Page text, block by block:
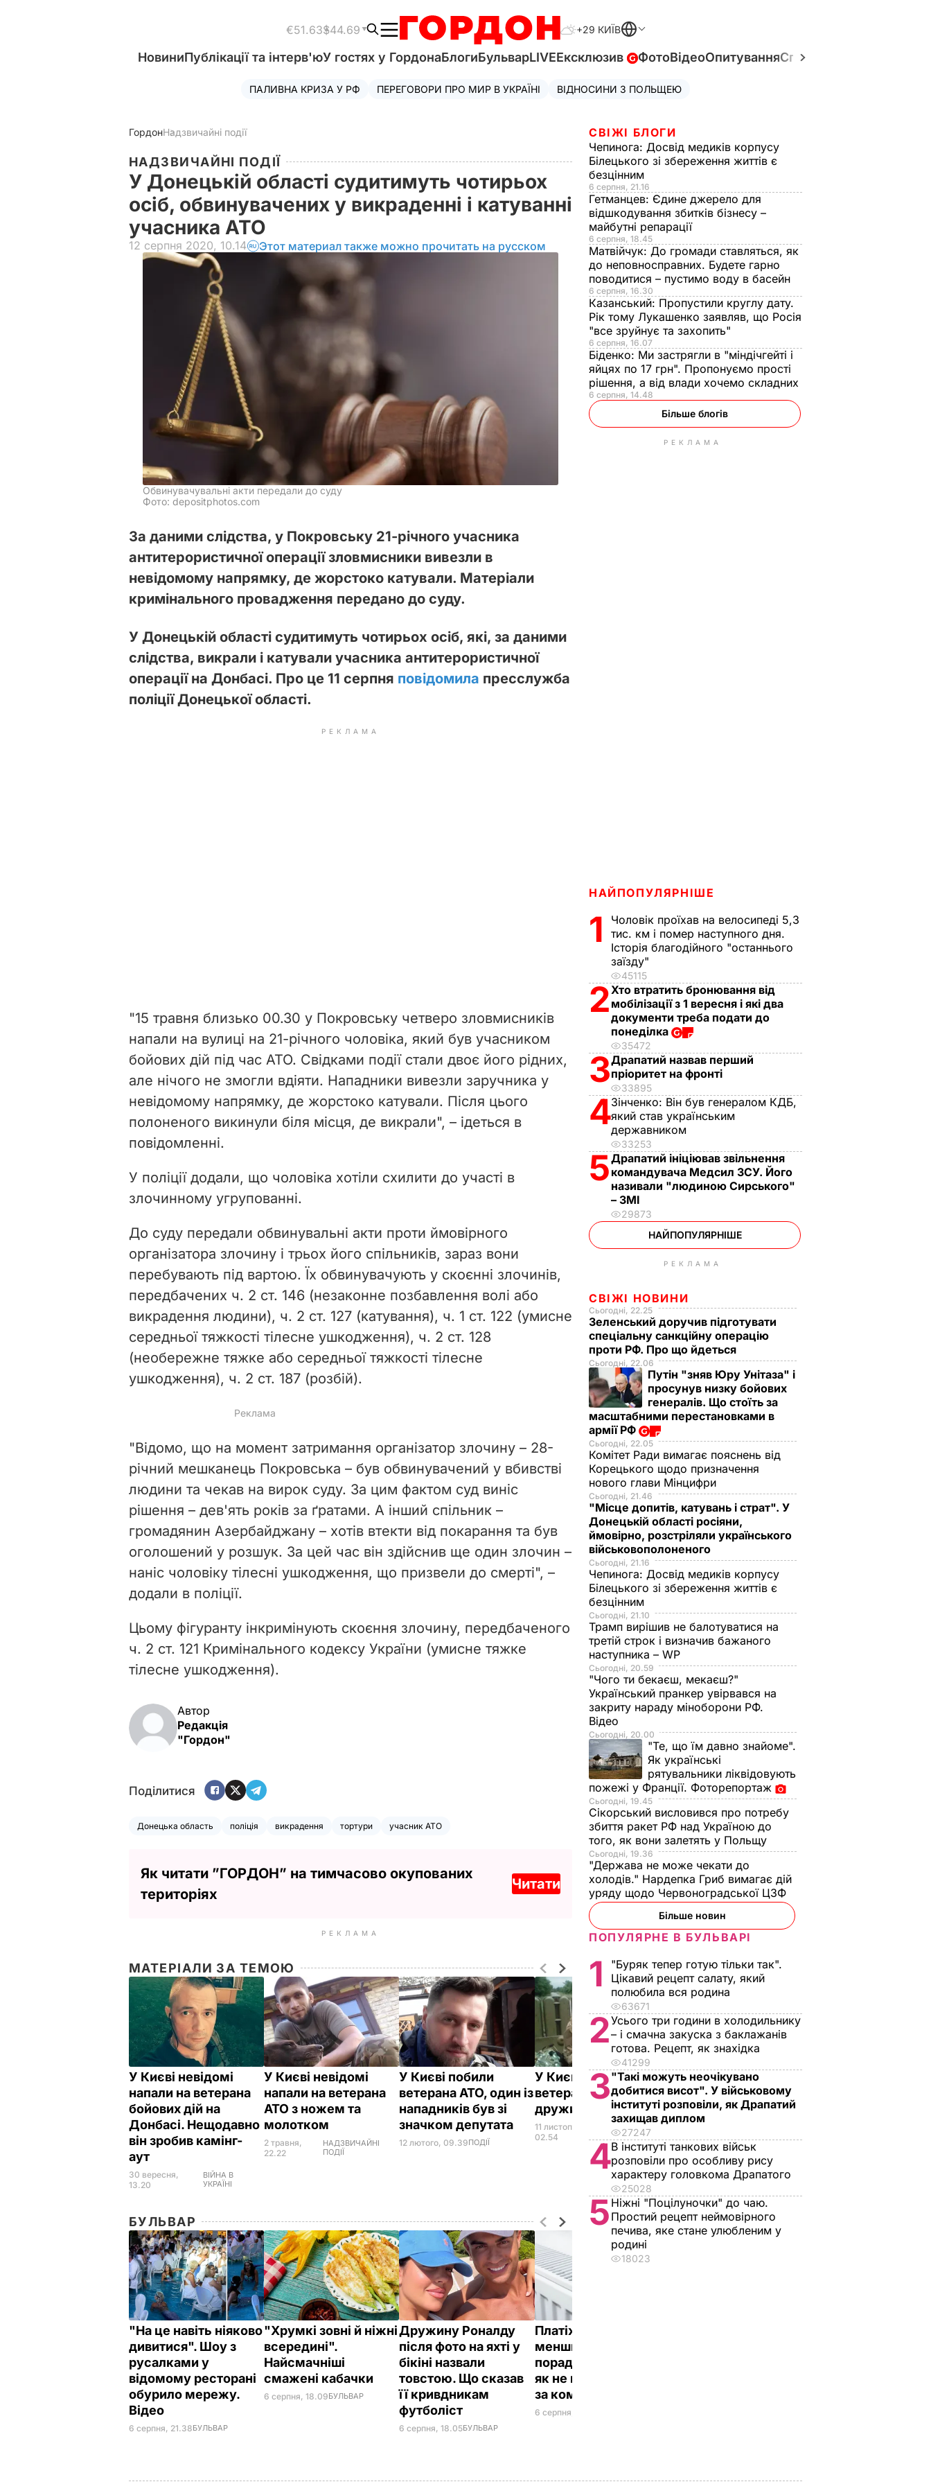
€51.63$44.69 +29 КИЇВ
НовиниПублікації та інтерв'юУ гостях у ГордонаБлогиБульварLIVEЕксклюзив ФотоВідеоОпитуванняСпецпроєкти
ПАЛИВНА КРИЗА У РФ ПЕРЕГОВОРИ ПРО МИР В УКРАЇНІ ВІДНОСИНИ З ПОЛЬЩЕЮ
ГордонНадзвичайні події
НАДЗВИЧАЙНІ ПОДІЇ
У Донецькій області судитимуть чотирьох
осіб, обвинувачених у викраденні і катуванні
учасника АТО
12 серпня 2020, 10.14 Этот материал также можно прочитать на русском
Обвинувачувальні акти передали до суду
Фото: depositphotos.com
За даними слідства, у Покровську 21-річного учасника
антитерористичної операції зловмисники вивезли в
невідомому напрямку, де жорстоко катували. Матеріали
кримінального провадження передано до суду.
У Донецькій області судитимуть чотирьох осіб, які, за даними
слідства, викрали і катували учасника антитерористичної
операції на Донбасі. Про це 11 серпня повідомила пресслужба
поліції Донецької області.
РЕКЛАМА
"15 травня близько 00.30 у Покровську четверо зловмисників
напали на вулиці на 21-річного чоловіка, який був учасником
бойових дій під час АТО. Свідками події стали двоє його рідних,
але нічого не змогли вдіяти. Нападники вивезли заручника у
невідомому напрямку, де жорстоко катували. Після цього
полоненого викинули біля місця, де викрали", – ідеться в
повідомленні.
У поліції додали, що чоловіка хотіли схилити до участі в
злочинному угрупованні.
До суду передали обвинувальні акти проти ймовірного
організатора злочину і трьох його спільників, зараз вони
перебувають під вартою. Їх обвинувачують у скоєнні злочинів,
передбачених ч. 2 ст. 146 (незаконне позбавлення волі або
викрадення людини), ч. 2 ст. 127 (катування), ч. 1 ст. 122 (умисне
середньої тяжкості тілесне ушкодження), ч. 2 ст. 128
(необережне тяжке або середньої тяжкості тілесне
ушкодження), ч. 2 ст. 187 (розбій).
"Відомо, що на момент затримання організатор злочину – 28-
річний мешканець Покровська – був обвинувачений у вбивстві
людини та чекав на вирок суду. За цим фактом суд виніс
рішення – дев'ять років за ґратами. А інший спільник –
громадянин Азербайджану – хотів втекти від покарання та був
оголошений у розшук. За цей час він здійснив ще один злочин –
наніс чоловіку тілесні ушкодження, що призвели до смерті", –
додали в поліції.
Цьому фігуранту інкримінують скоєння злочину, передбаченого
ч. 2 ст. 121 Кримінального кодексу України (умисне тяжке
тілесне ушкодження).
Автор
Редакція
"Гордон"
Поділитися
Донецька область поліція викрадення тортури учасник АТО
Як читати ”ГОРДОН” на тимчасово окупованих
територіях
Читати
РЕКЛАМА
МАТЕРІАЛИ ЗА ТЕМОЮ
У Києві невідомі
напали на ветерана
бойових дій на
Донбасі. Нещодавно
він зробив камінг-
аут
30 вересня,
13.20
ВІЙНА В
УКРАЇНІ
У Києві невідомі
напали на ветерана
АТО з ножем та
молотком
2 травня,
22.22
НАДЗВИЧАЙНІ
ПОДІЇ
У Києві побили
ветерана АТО, один із
нападників був зі
значком депутата
12 лютого, 09.39ПОДІЇ
У Києві побили
ветерана АТО і його
дружину
11 листопада,
02.54
НАДЗВИЧАЙНІ
ПОДІЇ
БУЛЬВАР
"На це навіть ніяково
дивитися". Шоу з
русалками у
відомому ресторані
обурило мережу.
Відео
6 серпня, 21.38БУЛЬВАР
"Хрумкі зовні й ніжні
всередині".
Найсмачніші
смажені кабачки
6 серпня, 18.09БУЛЬВАР
Дружину Роналду
після фото на яхті у
бікіні назвали
товстою. Що сказав
її кривдникам
футболіст
6 серпня, 18.05БУЛЬВАР
Платіжки стануть
меншими – дієві
поради "без води",
як не переплачувати
за комуналку
6 серпня, 17.13
СВІЖІ БЛОГИ
Чепинога: Досвід медиків корпусу
Білецького зі збереження життів є
безцінним
6 серпня, 21.16
Гетманцев: Єдине джерело для
відшкодування збитків бізнесу –
майбутні репарації
6 серпня, 18.45
Матвійчук: До громади ставляться, як
до неповносправних. Будете гарно
поводитися – пустимо воду в басейн
6 серпня, 16.30
Казанський: Пропустили круглу дату.
Рік тому Лукашенко заявляв, що Росія
"все зруйнує та захопить"
6 серпня, 16.07
Біденко: Ми застрягли в "міндічгейті і
яйцях по 17 грн". Пропонуємо прості
рішення, а від влади хочемо складних
6 серпня, 14.48
Більше блогів
РЕКЛАМА
НАЙПОПУЛЯРНІШЕ
1
Чоловік проїхав на велосипеді 5,3
тис. км і помер наступного дня.
Історія благодійного "останнього
заїзду"
45115
2Хто втратить бронювання від
мобілізації з 1 вересня і які два
документи треба подати до
понеділка
35472
3Драпатий назвав перший
пріоритет на фронті
33895
4Зінченко: Він був генералом КДБ,
який став українським
державником
33253
5Драпатий ініціював звільнення
командувача Медсил ЗСУ. Його
називали "людиною Сирського"
– ЗМІ
29873
НАЙПОПУЛЯРНІШЕ
РЕКЛАМА
СВІЖІ НОВИНИ
Сьогодні, 22.25
Зеленський доручив підготувати
спеціальну санкційну операцію
проти РФ. Про що йдеться
Сьогодні, 22.06
Путін "зняв Юру Унітаза" і
просунув низку бойових
генералів. Що стоїть за
масштабними перестановками в
армії РФ
Сьогодні, 22.05
Комітет Ради вимагає пояснень від
Корецького щодо призначення
нового глави Мінцифри
Сьогодні, 21.46
"Місце допитів, катувань і страт". У
Донецькій області росіяни,
ймовірно, розстріляли українського
військовополоненого
Сьогодні, 21.16
Чепинога: Досвід медиків корпусу
Білецького зі збереження життів є
безцінним
Сьогодні, 21.10
Трамп вирішив не балотуватися на
третій строк і визначив бажаного
наступника – WP
Сьогодні, 20.59
"Чого ти бекаєш, мекаєш?"
Український пранкер увірвався на
закриту нараду міноборони РФ.
Відео
Сьогодні, 20.00
"Те, що їм давно знайоме".
Як українські
рятувальники ліквідовують
пожежі у Франції. Фоторепортаж
Сьогодні, 19.45
Сікорський висловився про потребу
збиття ракет РФ над Україною до
того, як вони залетять у Польщу
Сьогодні, 19.36
"Держава не може чекати до
холодів." Нардепка Гриб вимагає дій
уряду щодо Червоноградської ЦЗФ
Більше новин
ПОПУЛЯРНЕ В БУЛЬВАРІ
1
"Буряк тепер готую тільки так".
Цікавий рецепт салату, який
полюбила вся родина
63671
2Усього три години в холодильнику
– і смачна закуска з баклажанів
готова. Рецепт, як знахідка
41299
3"Такі можуть неочікувано
добитися висот". У військовому
інституті розповіли, як Драпатий
захищав диплом
27247
4В інституті танкових військ
розповіли про особливу рису
характеру головкома Драпатого
25028
5 Ніжні "Поцілуночки" до чаю.
Простий рецепт неймовірного
печива, яке стане улюбленим у
родині
18023